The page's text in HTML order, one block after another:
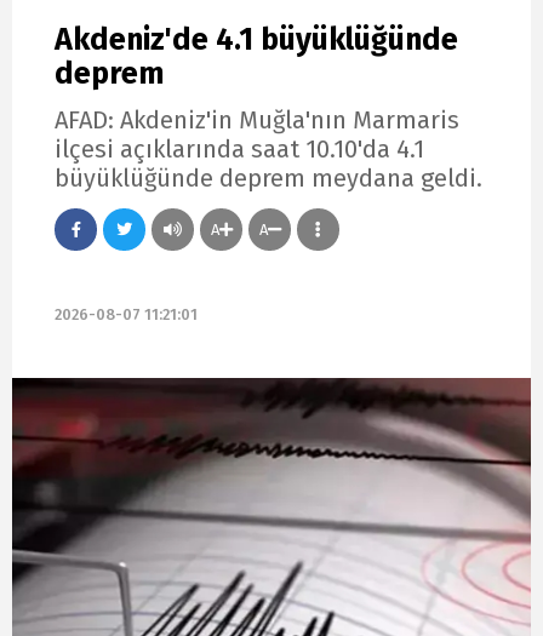
Akdeniz'de 4.1 büyüklüğünde
deprem
AFAD: Akdeniz'in Muğla'nın Marmaris
ilçesi açıklarında saat 10.10'da 4.1
büyüklüğünde deprem meydana geldi.
A A
2026-08-07 11:21:01